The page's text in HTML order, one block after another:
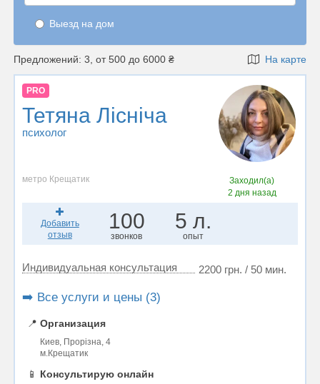
Выезд на дом
Предложений: 3, от 500 до 6000 ₴ На карте
PRO
Тетяна Лісніча
психолог
метро Крещатик
Заходил(а)
2 дня назад
Добавить
отзыв
100
звонков
5 л.
опыт
Индивидуальная консультация 2200 грн. / 50 мин.
➡️ Все услуги и цены (3)
📍 Организация
Киев, Прорізна, 4
м.Крещатик
📱 Консультирую онлайн